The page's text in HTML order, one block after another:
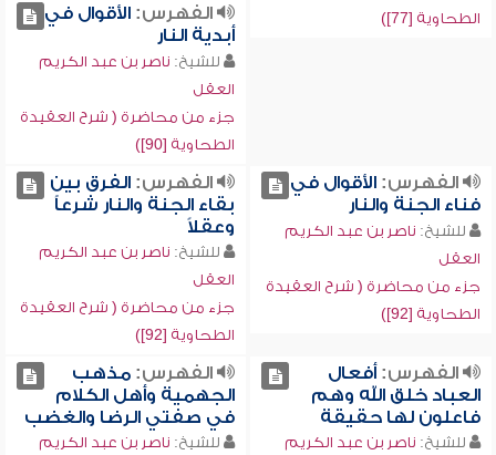
الطحاوية [77])
الفهرس:الأقوال في
أبدية النار
للشيخ: ناصر بن عبد الكريم
العقل
جزء من محاضرة ( شرح العقيدة
الطحاوية [90])
الفهرس:الأقوال في
فناء الجنة والنار
للشيخ: ناصر بن عبد الكريم
العقل
جزء من محاضرة ( شرح العقيدة
الطحاوية [92])
الفهرس:الفرق بين
بقاء الجنة والنار شرعاً
وعقلاً
للشيخ: ناصر بن عبد الكريم
العقل
جزء من محاضرة ( شرح العقيدة
الطحاوية [92])
الفهرس:أفعال
العباد خلق الله وهم
فاعلون لها حقيقة
للشيخ: ناصر بن عبد الكريم
الفهرس:مذهب
الجهمية وأهل الكلام
في صفتي الرضا والغضب
للشيخ: ناصر بن عبد الكريم